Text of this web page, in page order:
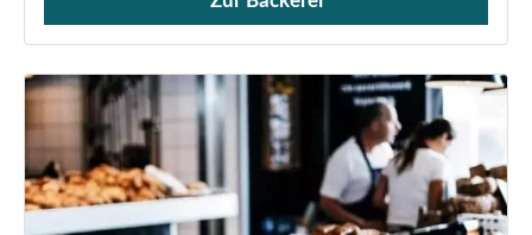
Verkauf von Brötchen,